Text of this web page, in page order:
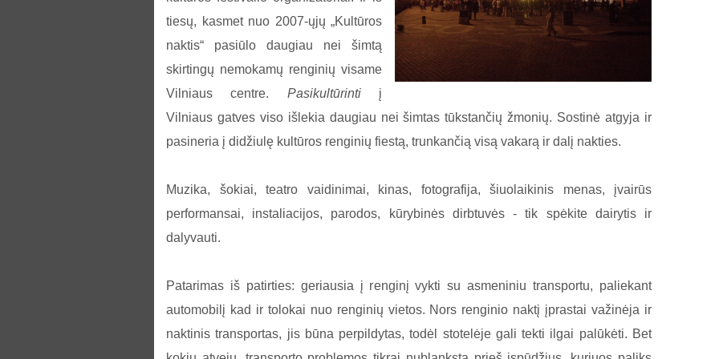
tiesų, kasmet nuo 2007-ųjų „Kultūros
naktis“ pasiūlo daugiau nei šimtą
skirtingų nemokamų renginių visame
Vilniaus centre. Pasikultūrintiį
Vilniaus gatves viso išlekia daugiau nei šimtas tūkstančių žmonių. Sostinė atgyja ir
pasineria į didžiulę kultūros renginių fiestą, trunkančią visą vakarą ir dalį nakties.
Muzika, šokiai, teatro vaidinimai, kinas, fotografija, šiuolaikinis menas, įvairūs
performansai, instaliacijos, parodos, kūrybinės dirbtuvės - tik spėkite dairytis ir
dalyvauti.
Patarimas iš patirties: geriausia į renginį vykti su asmeniniu transportu, paliekant
automobilį kad ir tolokai nuo renginių vietos. Nors renginio naktį įprastai važinėja ir
naktinis transportas, jis būna perpildytas, todėl stotelėje gali tekti ilgai palūkėti. Bet